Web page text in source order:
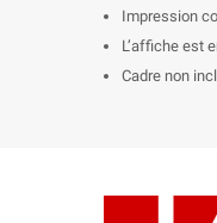
Impression
L’affiche est
Cadre non